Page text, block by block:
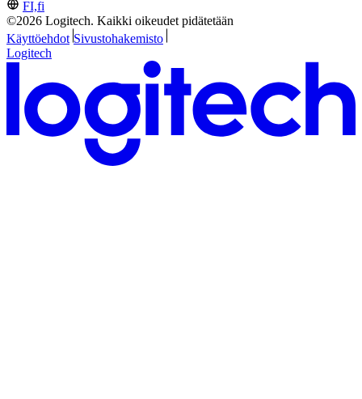
FI,fi
©2026 Logitech. Kaikki oikeudet pidätetään
Käyttöehdot Sivustohakemisto
Logitech